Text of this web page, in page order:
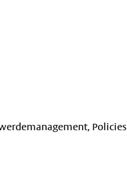
Policies